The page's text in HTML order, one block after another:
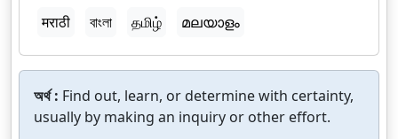
मराठी
বাংলা தமிழ் മലയാളം
অর্থ : Find out, learn, or determine with certainty,
usually by making an inquiry or other effort.